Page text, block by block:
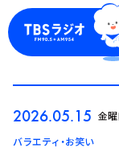
ログ
2026.05.15 金
バラエティ・お笑い